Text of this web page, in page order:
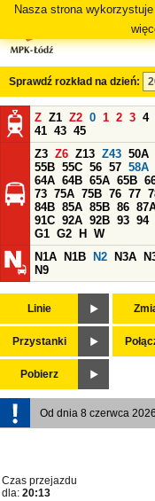
Nasza strona
Sprawdź rozkład na dzień:
Z Z1 Z2 0 1 2 3 4
41 43 45
Z3 Z6 Z13 Z43 50A
55B 55C 56 57 58A
64A 64B 65A 65B
73 75A 75B 76 77
84B 85A 85B 86
91C 92A 92B 93 94
G1 G2 H
W
N1A
N1B N2 N3A
N9
Linie
Przystanki
Pobierz
Od dnia 8 czerwca
Czas przejazdu
dla: 20:13